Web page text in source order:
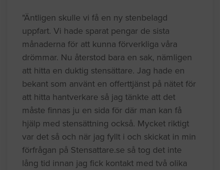
"Äntligen skulle vi få en ny stenbelagd
uppfart. Vi hade sparat pengar de sista
månaderna för att kunna förverkliga våra
drömmar. Nu återstod bara en sak, nämligen
att hitta en duktig stensättare. Jag hade en
bekant som använt en offerttjänst på nätet för
att hitta hantverkare så jag tänkte att det
måste finnas ju en sida för där man kan få
hjälp med stensättning också. Mycket riktigt
var det så och när jag fyllt i och skickat in min
förfrågan på Stensattare.se så tog det inte
lång tid innan jag fick kontakt med två olika